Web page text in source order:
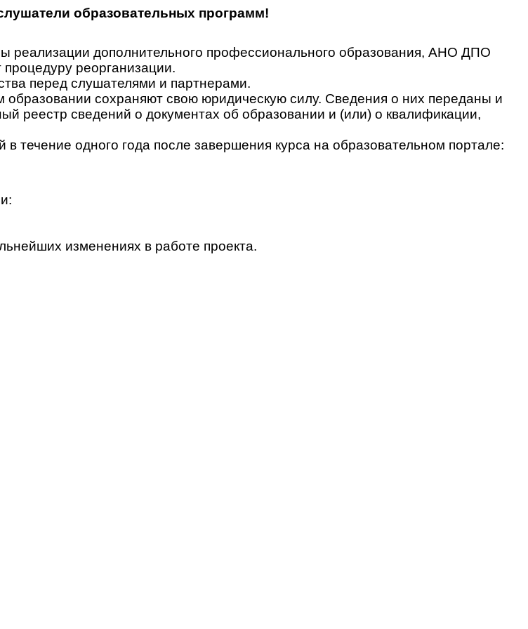
образовательных программ!
реализации дополнительного профессионального образования, АНО ДПО
реорганизации.
перед слушателями и партнерами.
сохраняют свою юридическую силу. Сведения о них переданы и
сведений о документах об образовании и (или) о квалификации,
течение одного года после завершения курса на образовательном портале:
изменениях в работе проекта.